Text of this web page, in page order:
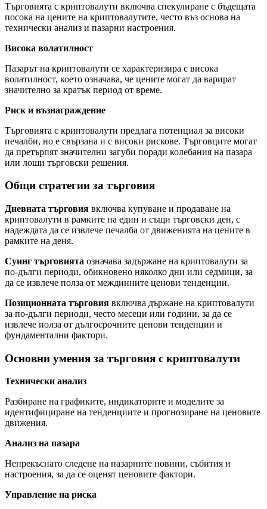
Търговията с криптовалути включва спекулиране с бъдещата
посока на цените на криптовалутите, често въз основа на
технически анализ и пазарни настроения.
Висока волатилност
Пазарът на криптовалути се характеризира с висока
волатилност, което означава, че цените могат да варират
значително за кратък период от време.
Риск и възнаграждение
Търговията с криптовалути предлага потенциал за високи
печалби, но е свързана и с високи рискове. Търговците могат
да претърпят значителни загуби поради колебания на пазара
или лоши търговски решения.
Общи стратегии за търговия
Дневната търговия включва купуване и продаване на
криптовалути в рамките на един и същи търговски ден, с
надеждата да се извлече печалба от движенията на цените в
рамките на деня.
Суинг търговията означава задържане на криптовалути за
по-дълги периоди, обикновено няколко дни или седмици, за
да се извлече полза от междинните ценови тенденции.
Позиционната търговия включва държане на криптовалути
за по-дълги периоди, често месеци или години, за да се
извлече полза от дългосрочните ценови тенденции и
фундаментални фактори.
Основни умения за търговия с криптовалути
Технически анализ
Разбиране на графиките, индикаторите и моделите за
идентифициране на тенденциите и прогнозиране на ценовите
движения.
Анализ на пазара
Непрекъснато следене на пазарните новини, събития и
настроения, за да се оценят ценовите фактори.
Управление на риска